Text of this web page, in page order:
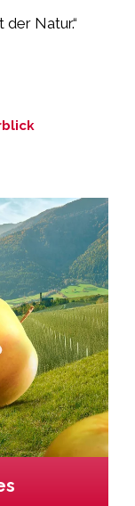
Natur.“